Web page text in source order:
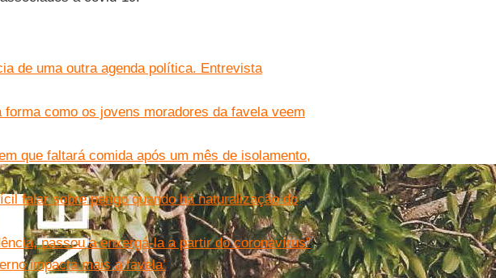
de uma outra agenda política. Entrevista
como os jovens moradores da favela veem
que faltará comida após um mês de isolamento,
falar sobre perigo quando há naturalização do
passou a enxergá-la a partir do coronavírus”
impacta mais a favela’